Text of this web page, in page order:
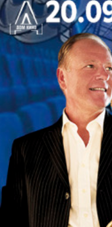
Хотите не только
от души
концерт,
всем известных
годов: Элвис
Перкинс
под
веселились наши
дошла как
и романтики. Тем,
годам ХХ в.,
желает весело
композиции
рекомендуем не
атмосферный
закат и огни